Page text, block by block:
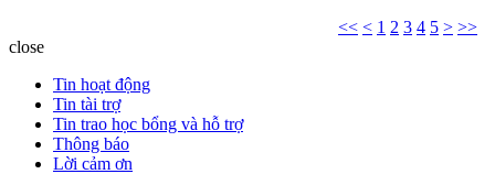
<< < 1 2 3 4 5 > >>
close
Tin hoạt động
Tin tài trợ
Tin trao học bổng và hỗ trợ
Thông báo
Lời cảm ơn